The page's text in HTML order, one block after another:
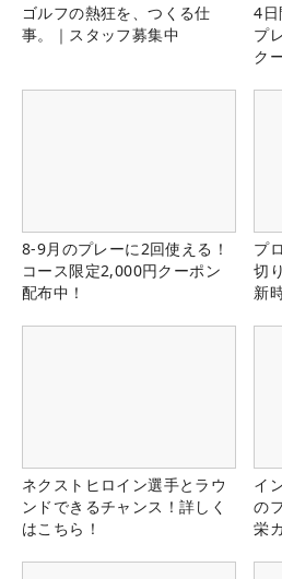
ゴルフの熱狂を、つくる仕
事。｜スタッフ募集中
4日
プ
ク
8-9月のプレーに2回使える！
コース限定2,000円クーポン
配布中！
プ
切
新
ネクストヒロイン選手とラウ
ンドできるチャンス！詳しく
はこちら！
イ
の
栄